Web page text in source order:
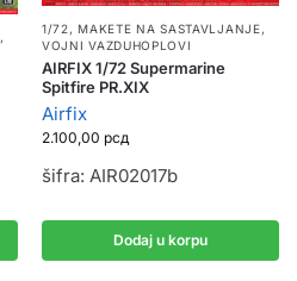
,
1/72, MAKETE NA SASTAVLJANJE,
VOJNI VAZDUHOPLOVI
AIRFIX 1/72 Supermarine
Spitfire PR.XIX
Airfix
2.100,00 рсд
šifra: AIR02017b
Dodaj u korpu